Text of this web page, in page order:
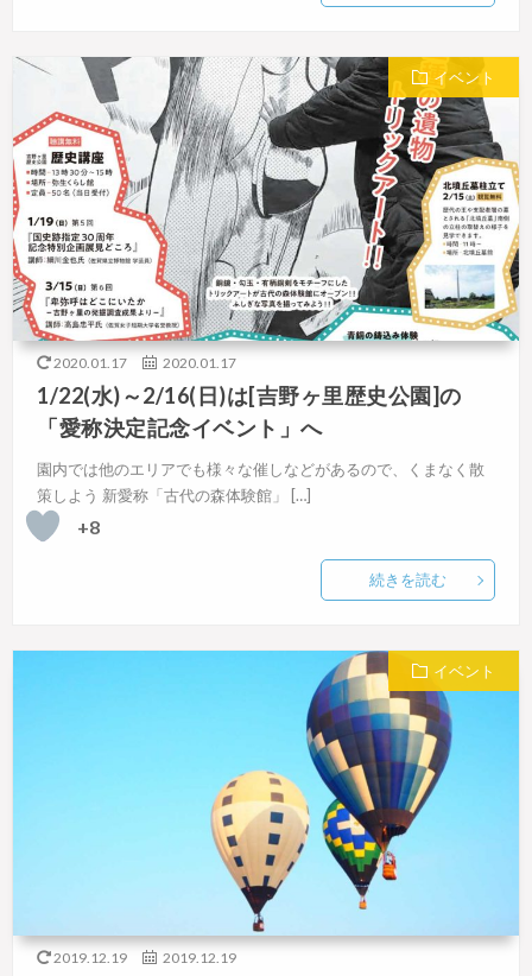
イベント
2020.01.17 2020.01.17
1/22(水)～2/16(日)は[吉野ヶ里歴史公園]の
「愛称決定記念イベント」へ
園内では他のエリアでも様々な催しなどがあるので、くまなく散
策しよう 新愛称「古代の森体験館」 […]
+8
続きを読む
イベント
2019.12.19 2019.12.19